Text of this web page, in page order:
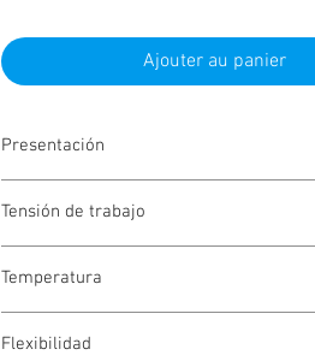
Ajouter au panier
Presentación
Tensión de trabajo
Temperatura
Flexibilidad